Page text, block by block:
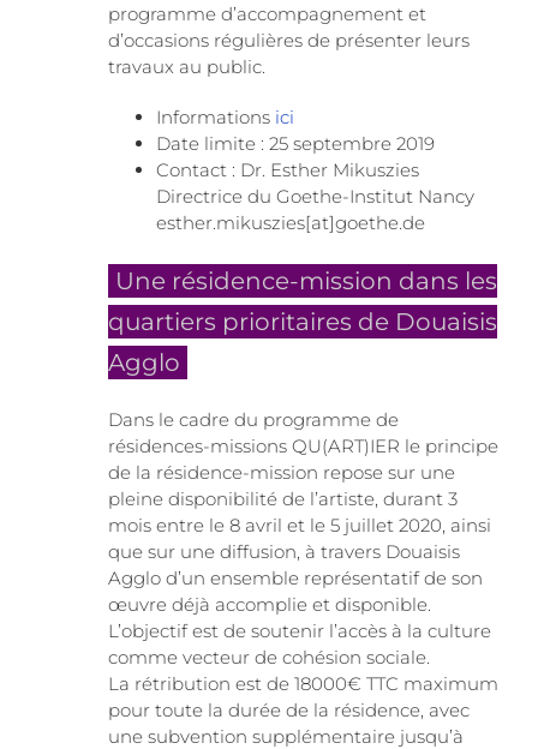
programme d’accompagnement et
d’occasions régulières de présenter leurs
travaux au public.
Informations ici
Date limite : 25 septembre 2019
Contact : Dr. Esther Mikuszies
Directrice du Goethe-Institut Nancy
esther.mikuszies[at]goethe.de
Une résidence-mission dans les
quartiers prioritaires de Douaisis
Agglo
Dans le cadre du programme de
résidences-missions QU(ART)IER le principe
de la résidence-mission repose sur une
pleine disponibilité de l’artiste, durant 3
mois entre le 8 avril et le 5 juillet 2020, ainsi
que sur une diffusion, à travers Douaisis
Agglo d’un ensemble représentatif de son
œuvre déjà accomplie et disponible.
L’objectif est de soutenir l’accès à la culture
comme vecteur de cohésion sociale.
La rétribution est de 18000€ TTC maximum
pour toute la durée de la résidence, avec
une subvention supplémentaire jusqu’à